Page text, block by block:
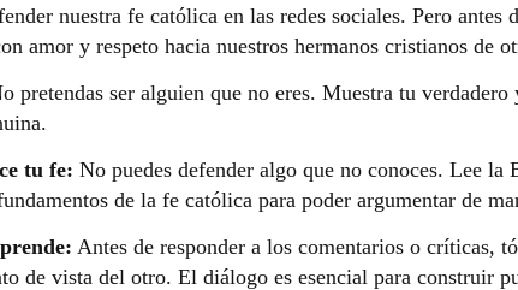
nuestra fe católica en las redes sociales. Pero antes
amor y respeto hacia nuestros hermanos cristianos de
pretendas ser alguien que no eres. Muestra tu
tu fe: No puedes defender algo que no conoces. Lee
de la fe católica para poder argumentar de
Antes de responder a los comentarios o críticas,
de vista del otro. El diálogo es esencial para construir